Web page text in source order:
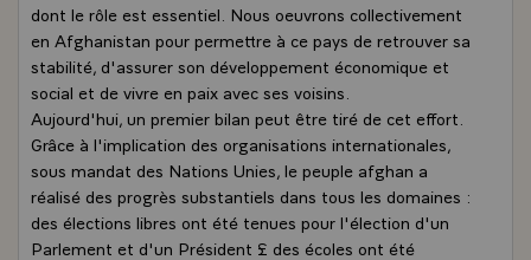
dont le rôle est essentiel. Nous oeuvrons collectivement
en Afghanistan pour permettre à ce pays de retrouver sa
stabilité, d'assurer son développement économique et
social et de vivre en paix avec ses voisins.
Aujourd'hui, un premier bilan peut être tiré de cet effort.
Grâce à l'implication des organisations internationales,
sous mandat des Nations Unies, le peuple afghan a
réalisé des progrès substantiels dans tous les domaines :
des élections libres ont été tenues pour l'élection d'un
Parlement et d'un Président £ des écoles ont été